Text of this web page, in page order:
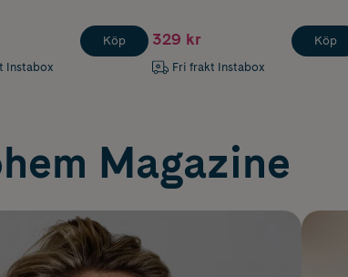
Instabox
Köp 329 kr
Fri frakt Instabox
Köp
Magazine